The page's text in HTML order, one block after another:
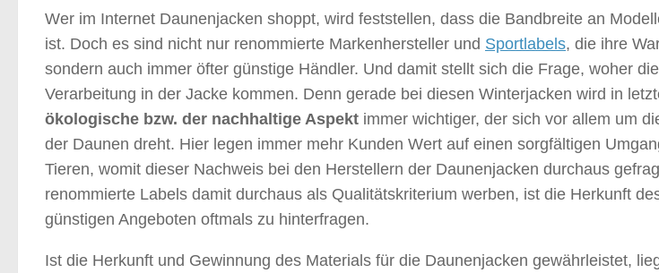
Wer im Internet Daunenjacken shoppt, wird feststellen, dass die Bandbreite an
ist. Doch es sind nicht nur renommierte Markenhersteller und Sportlabels, die ihre
sondern auch immer öfter günstige Händler. Und damit stellt sich die Frage, woher
Verarbeitung in der Jacke kommen. Denn gerade bei diesen Winterjacken wird in
ökologische bzw. der nachhaltige Aspekt immer wichtiger, der sich vor allem um
der Daunen dreht. Hier legen immer mehr Kunden Wert auf einen sorgfältigen
Tieren, womit dieser Nachweis bei den Herstellern der Daunenjacken durchaus
renommierte Labels damit durchaus als Qualitätskriterium werben, ist die Herkunft
günstigen Angeboten oftmals zu hinterfragen.
Ist die Herkunft und Gewinnung des Materials für die Daunenjacken gewährleistet,